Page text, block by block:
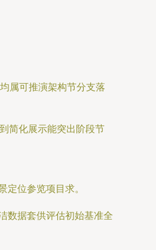
属可推演架构节分支落
简化展示能突出阶段节
位参览项目求。
数据套供评估初始基准全